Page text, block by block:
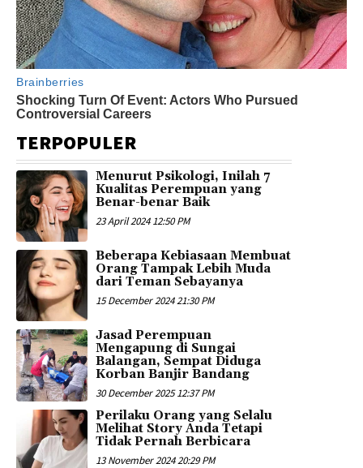
TERPOPULER
Menurut Psikologi, Inilah 7
Kualitas Perempuan yang
Benar-benar Baik
23 April 2024 12:50 PM
Beberapa Kebiasaan Membuat
Orang Tampak Lebih Muda
dari Teman Sebayanya
15 December 2024 21:30 PM
Jasad Perempuan
Mengapung di Sungai
Balangan, Sempat Diduga
Korban Banjir Bandang
30 December 2025 12:37 PM
Perilaku Orang yang Selalu
Melihat Story Anda Tetapi
Tidak Pernah Berbicara
13 November 2024 20:29 PM